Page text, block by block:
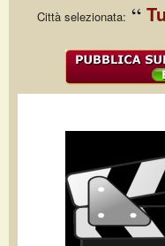
Città selezionata: